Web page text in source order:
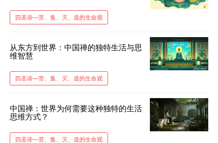
​四圣谛​—苦、集、灭、道的生命观
从东方到世界：中国禅的独特生活与思
维智慧
​四圣谛​—苦、集、灭、道的生命观
中国禅：世界为何需要这种独特的生活
思维方式？
​四圣谛​—苦、集、灭、道的生命观